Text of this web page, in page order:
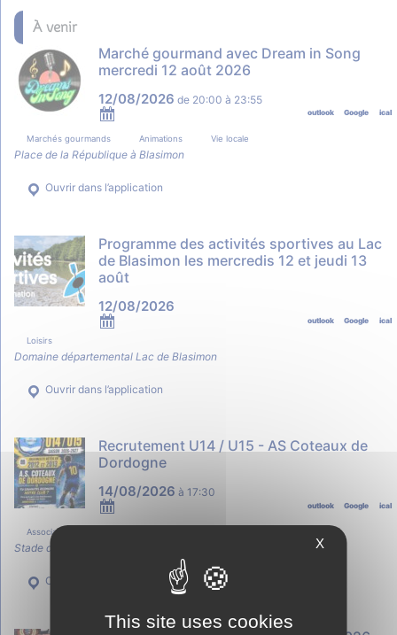
À venir
Marché gourmand avec Dream in Song
mercredi 12 août 2026
12/08/2026 de 20:00 à 23:55
ical
Google
outlook
Marchés gourmands Animations Vie locale
Place de la République à Blasimon
Ouvrir dans l’application
Programme des activités sportives au Lac
de Blasimon les mercredis 12 et jeudi 13
août
12/08/2026
ical
Google
outlook
Loisirs
Domaine départemental Lac de Blasimon
Ouvrir dans l’application
Recrutement U14 / U15 - AS Coteaux de
Dordogne
14/08/2026 à 17:30
ical
Google
outlook
Associations
Stade de Rauzan
Ouvrir dans l’application
X
This site uses cookies